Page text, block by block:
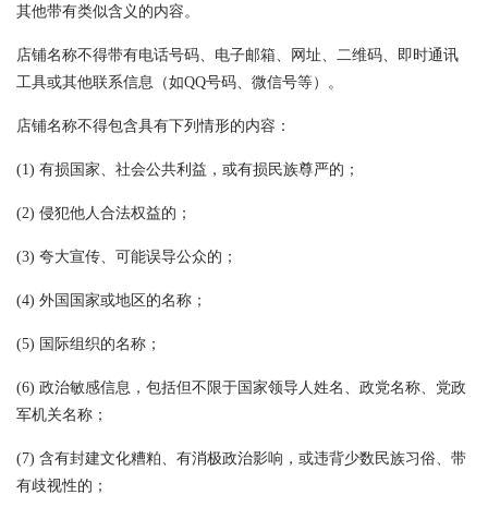
其他带有类似含义的内容。
店铺名称不得带有电话号码、电子邮箱、网址、二维码、即时通讯
工具或其他联系信息（如QQ号码、微信号等）。
店铺名称不得包含具有下列情形的内容：
(1) 有损国家、社会公共利益，或有损民族尊严的；
(2) 侵犯他人合法权益的；
(3) 夸大宣传、可能误导公众的；
(4) 外国国家或地区的名称；
(5) 国际组织的名称；
(6) 政治敏感信息，包括但不限于国家领导人姓名、政党名称、党政
军机关名称；
(7) 含有封建文化糟粕、有消极政治影响，或违背少数民族习俗、带
有歧视性的；